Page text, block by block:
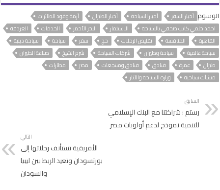
الوسوم أخبار السفر أخبار السياحة أخبار الطيران
أزمة وقود الطائرات
احمد حلمي كاتب صحفي بالسياحة
الاستثمار البحر الأحمر الخدمات
الغردقة
القاهرة
المنافسة تقليص الرحلات حج سفر سياحة
سياحة دينية
سياحة عالمية
سياحة وطيران شركات السياحة شرم الشيخ
صناعة الطيران
طيران
عمرة فنادق فنادق ومنتجعات مصر
مطارات
منشآت سياحية
وزارة السياحة والآثار
السابق
رستم : شراكتنا مع البنك الإسلامي
للتنمية نموذج لدعم أولويات مصر
التالي
الأفريقية تستأنف رحلاتها إلى
بورتسودان وتعيد الربط بين ليبيا
والسودان